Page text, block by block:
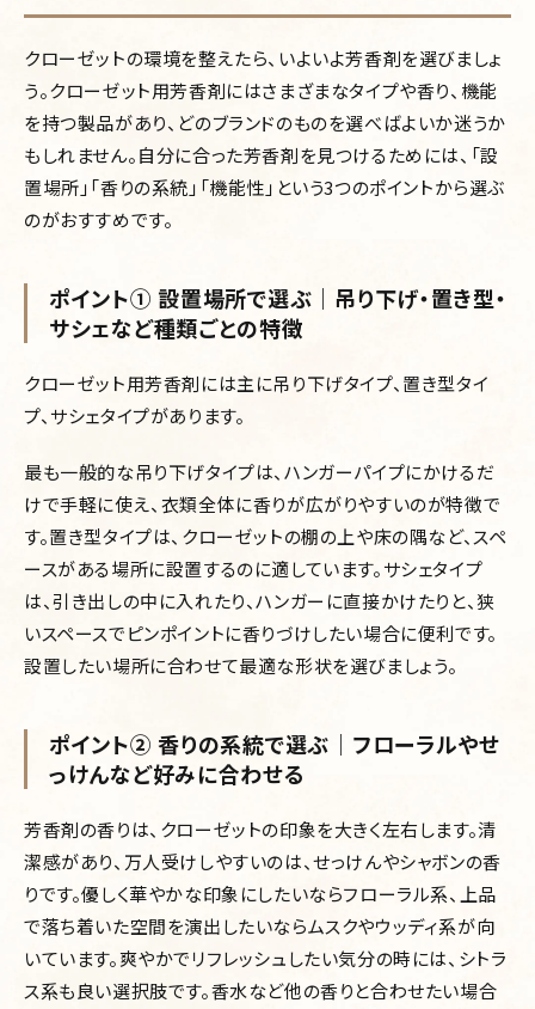
クローゼットの環境を整えたら、いよいよ芳香剤を選びましょ
う。クローゼット用芳香剤にはさまざまなタイプや香り、機能
を持つ製品があり、どのブランドのものを選べばよいか迷うか
もしれません。自分に合った芳香剤を見つけるためには、「設
置場所」「香りの系統」「機能性」という3つのポイントから選ぶ
のがおすすめです。
ポイント① 設置場所で選ぶ｜吊り下げ・置き型・
サシェなど種類ごとの特徴
クローゼット用芳香剤には主に吊り下げタイプ、置き型タイ
プ、サシェタイプがあります。
最も一般的な吊り下げタイプは、ハンガーパイプにかけるだ
けで手軽に使え、衣類全体に香りが広がりやすいのが特徴で
す。置き型タイプは、クローゼットの棚の上や床の隅など、スペ
ースがある場所に設置するのに適しています。サシェタイプ
は、引き出しの中に入れたり、ハンガーに直接かけたりと、狭
いスペースでピンポイントに香りづけしたい場合に便利です。
設置したい場所に合わせて最適な形状を選びましょう。
ポイント② 香りの系統で選ぶ｜フローラルやせ
っけんなど好みに合わせる
芳香剤の香りは、クローゼットの印象を大きく左右します。清
潔感があり、万人受けしやすいのは、せっけんやシャボンの香
りです。優しく華やかな印象にしたいならフローラル系、上品
で落ち着いた空間を演出したいならムスクやウッディ系が向
いています。爽やかでリフレッシュしたい気分の時には、シトラ
ス系も良い選択肢です。香水など他の香りと合わせたい場合